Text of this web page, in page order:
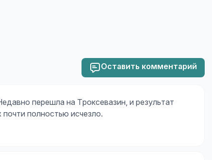
Оставить комментарий
перешла на Троксевазин, и результат
полностью исчезло.